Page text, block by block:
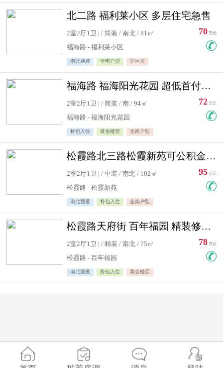
北二路 福利莱小区 多层住宅急售
2室2厅1卫 | / 简装 / 南北 / 81㎡
福海路 - 福利莱小区
南北通透 全南户型 学区房
70 万元
福海路 福海阳光花园 超低首付住宅急售
2室2厅1卫 | / 简装 / 南 / 94㎡
福海路 - 福海阳光花园
拎包入住 黄金楼层 全南户型
72 万元
松霞路北三路松霞新苑可公积金贷款北小区南北通透住宅急售
2室2厅1卫 | / 中装 / 南北 / 102㎡
松霞路 - 松霞新苑
南北通透 拎包入住 全南户型
95 万元
松霞路天府街 百年福园 精装修住宅急售
2室2厅1卫 | / 精装 / 南北 / 75㎡
松霞路 - 百年福园
南北通透 拎包入住 黄金楼层
78 万元